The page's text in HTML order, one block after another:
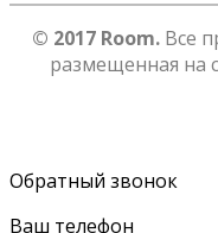
© 2017 Room. Все
размещенная на
Обратный звонок
Ваш телефон